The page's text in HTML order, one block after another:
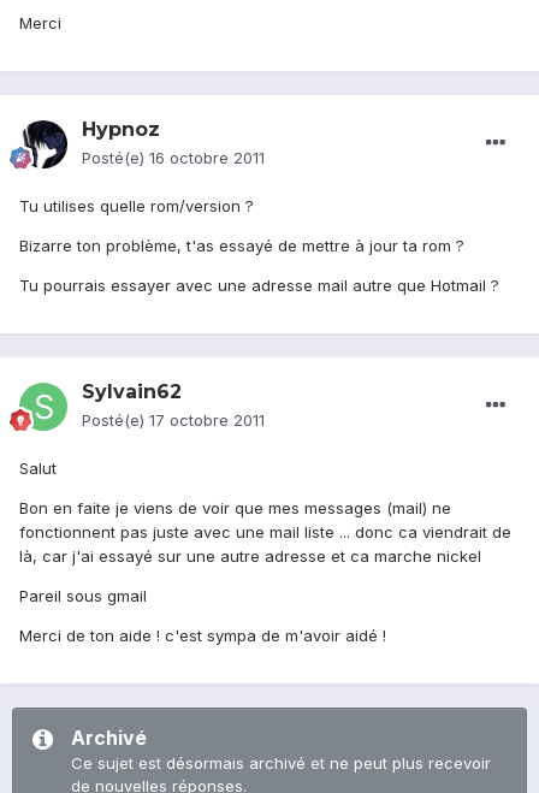
Merci
Hypnoz
Posté(e) 16 octobre 2011
Tu utilises quelle rom/version ?
Bizarre ton problème, t'as essayé de mettre à jour ta rom ?
Tu pourrais essayer avec une adresse mail autre que Hotmail ?
Sylvain62
Posté(e) 17 octobre 2011
Salut
Bon en faite je viens de voir que mes messages (mail) ne
fonctionnent pas juste avec une mail liste ... donc ca viendrait de
là, car j'ai essayé sur une autre adresse et ca marche nickel
Pareil sous gmail
Merci de ton aide ! c'est sympa de m'avoir aidé !
Archivé
Ce sujet est désormais archivé et ne peut plus recevoir
de nouvelles réponses.